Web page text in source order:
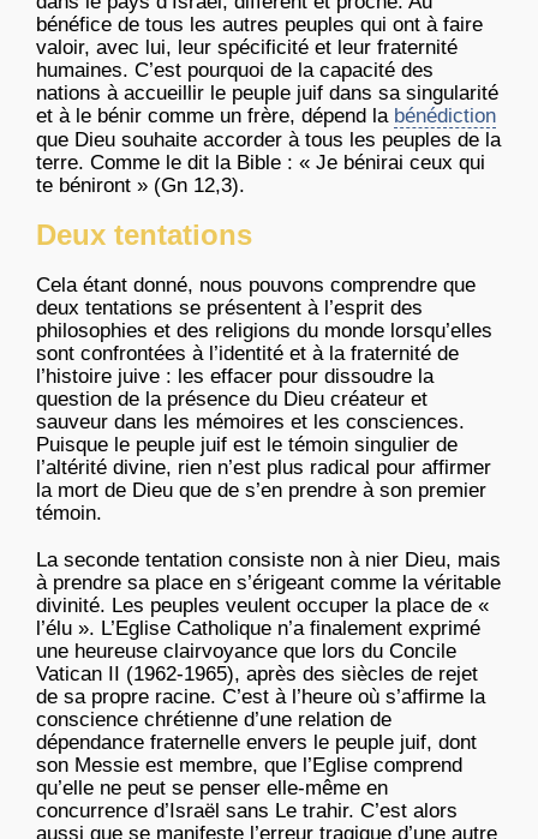
bénéfice de tous les autres peuples qui ont à faire
valoir, avec lui, leur spécificité et leur fraternité
humaines. C’est pourquoi de la capacité des
nations à accueillir le peuple juif dans sa singularité
et à le bénir comme un frère, dépend la bénédiction
que Dieu souhaite accorder à tous les peuples de la
terre. Comme le dit la Bible : « Je bénirai ceux qui
te béniront » (Gn 12,3).
Deux tentations
Cela étant donné, nous pouvons comprendre que
deux tentations se présentent à l’esprit des
philosophies et des religions du monde lorsqu’elles
sont confrontées à l’identité et à la fraternité de
l’histoire juive : les effacer pour dissoudre la
question de la présence du Dieu créateur et
sauveur dans les mémoires et les consciences.
Puisque le peuple juif est le témoin singulier de
l’altérité divine, rien n’est plus radical pour affirmer
la mort de Dieu que de s’en prendre à son premier
témoin.
La seconde tentation consiste non à nier Dieu, mais
à prendre sa place en s’érigeant comme la véritable
divinité. Les peuples veulent occuper la place de «
l’élu ». L’Eglise Catholique n’a finalement exprimé
une heureuse clairvoyance que lors du Concile
Vatican II (1962-1965), après des siècles de rejet
de sa propre racine. C’est à l’heure où s’affirme la
conscience chrétienne d’une relation de
dépendance fraternelle envers le peuple juif, dont
son Messie est membre, que l’Eglise comprend
qu’elle ne peut se penser elle-même en
concurrence d’Israël sans Le trahir. C’est alors
aussi que se manifeste l’erreur tragique d’une autre